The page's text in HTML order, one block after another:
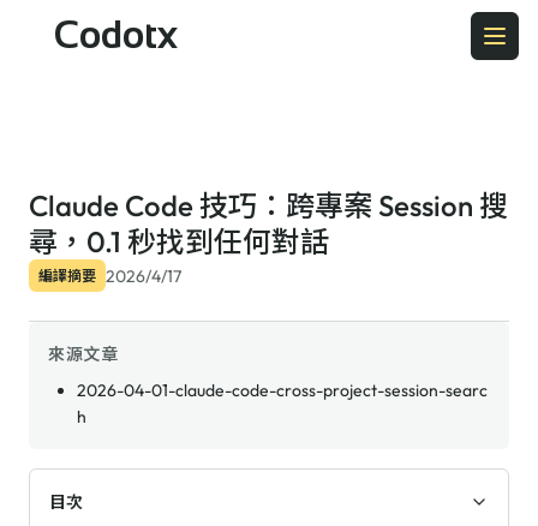
Codotx
Claude Code 技巧：跨專案 Session 搜
尋，0.1 秒找到任何對話
編譯摘要 2026/4/17
來源文章
2026-04-01-claude-code-cross-project-session-searc
h
目次